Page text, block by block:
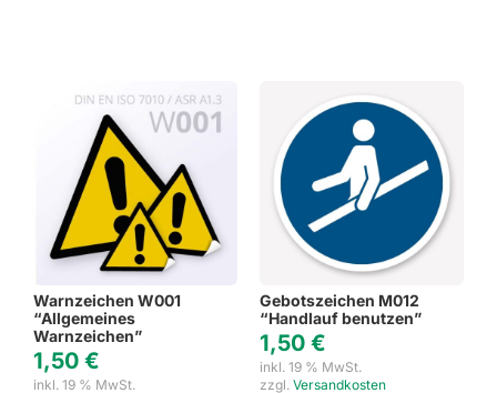
Warnzeichen W001
“Allgemeines
Warnzeichen”
1,50 €
inkl. 19 % MwSt.
Gebotszeichen M012
“Handlauf benutzen”
1,50 €
inkl. 19 % MwSt.
zzgl. Versandkosten